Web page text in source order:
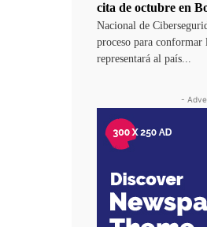
cita de octubre en
Nacional de
proceso para conformar
representará al país...
-